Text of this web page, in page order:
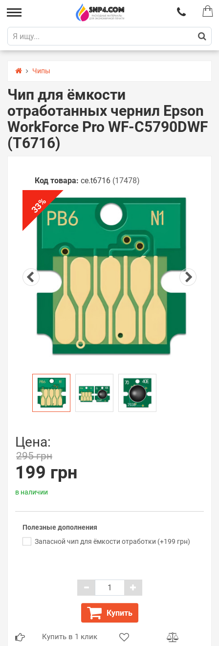
Чипы
Чип для ёмкости
отработанных чернил Epson
WorkForce Pro WF-C5790DWF
(T6716)
Код товара: ce.t6716 (17478)
33
%
Цена:
295 грн
199 грн
в наличии
Полезные дополнения
Запасной чип для ёмкости отработки (+199 грн)
Купить
Купить в 1 клик